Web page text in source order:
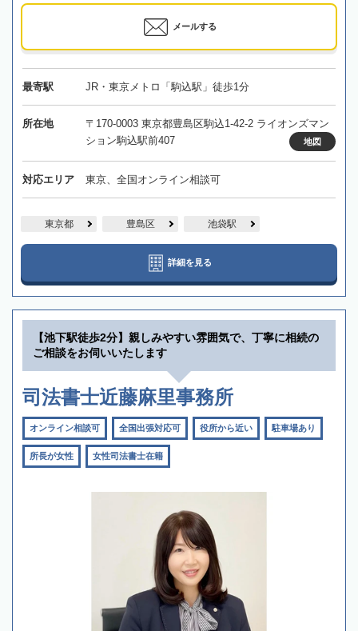
メールする
最寄駅 JR・東京メトロ「駒込駅」徒歩1分
所在地
〒170-0003 東京都豊島区駒込1-42-2 ライオンズマン
ション駒込駅前407
地図
対応エリア 東京、全国オンライン相談可
東京都 豊島区 池袋駅
詳細を見る
【池下駅徒歩2分】親しみやすい雰囲気で、丁寧に相続の
ご相談をお伺いいたします
司法書士近藤麻里事務所
オンライン相談可 全国出張対応可 役所から近い 駐車場あり
所長が女性 女性司法書士在籍